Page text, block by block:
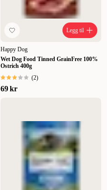
Legg til
Happy Dog
Wet Dog Food Tinned GrainFree 100%
Ostrich 400g
(2)
69 kr